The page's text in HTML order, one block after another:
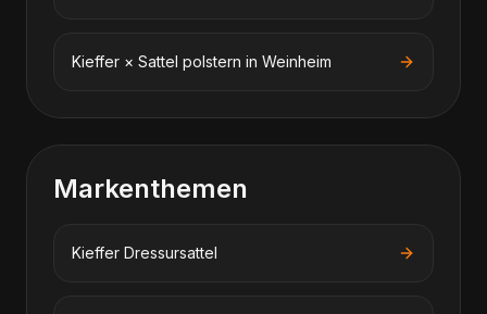
Kieffer × Sattel polstern in Weinheim
Markenthemen
Kieffer Dressursattel